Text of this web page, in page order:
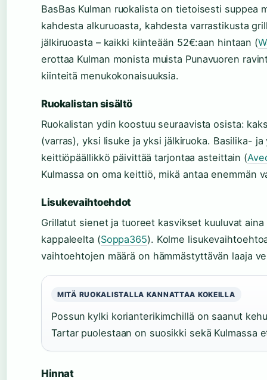
BasBas Kulman ruokalista on tietoisesti suppea
kahdesta alkuruoasta, kahdesta varrastikusta
jälkiruoasta – kaikki kiinteään 52€:aan hintaan (
erottaa Kulman monista muista Punavuoren
kiinteitä menukokonaisuuksia.
Ruokalistan sisältö
Ruokalistan ydin koostuu seuraavista osista:
(varras), yksi lisuke ja yksi jälkiruoka. Basilika-
keittiöpäällikkö päivittää tarjontaa asteittain (
Kulmassa on oma keittiö, mikä antaa enemmän
Lisukevaihtoehdot
Grillatut sienet ja tuoreet kasvikset kuuluvat
kappaleelta (Soppa365). Kolme
vaihtoehtojen määrä on hämmästyttävän laaja
MITÄ RUOKALISTALLA KANNATTAA KOKEILLA
Possun kylki korianterikimchillä on saanut
Tartar puolestaan on suosikki sekä Kulmassa
Hinnat